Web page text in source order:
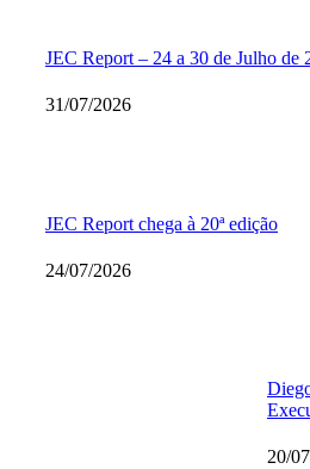
JEC Report – 24 a 30 de Julho de
31/07/2026
JEC Report chega à 20ª edição
24/07/2026
20/